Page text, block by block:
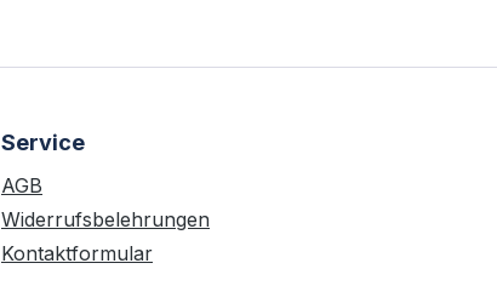
Service
AGB
Widerrufsbelehrungen
Kontaktformular